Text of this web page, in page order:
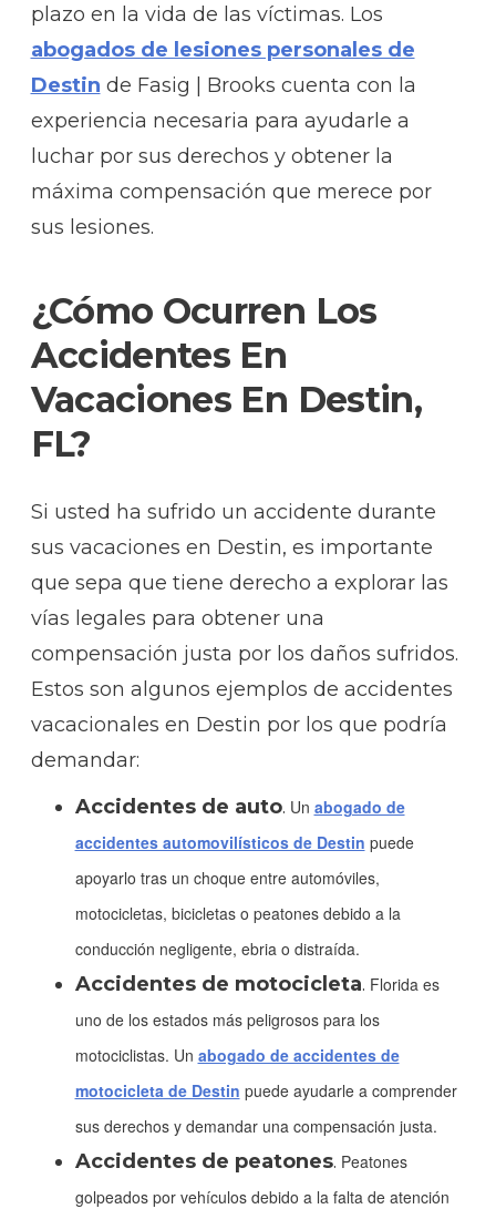
plazo en la vida de las víctimas. Los
abogados de lesiones personales de
Destin de Fasig | Brooks cuenta con la
experiencia necesaria para ayudarle a
luchar por sus derechos y obtener la
máxima compensación que merece por
sus lesiones.
¿Cómo Ocurren Los
Accidentes En
Vacaciones En Destin,
FL?
Si usted ha sufrido un accidente durante
sus vacaciones en Destin, es importante
que sepa que tiene derecho a explorar las
vías legales para obtener una
compensación justa por los daños sufridos.
Estos son algunos ejemplos de accidentes
vacacionales en Destin por los que podría
demandar:
Accidentes de auto. Un abogado de
accidentes automovilísticos de Destin puede
apoyarlo tras un choque entre automóviles,
motocicletas, bicicletas o peatones debido a la
conducción negligente, ebria o distraída.
Accidentes de motocicleta. Florida es
uno de los estados más peligrosos para los
motociclistas. Un abogado de accidentes de
motocicleta de Destin puede ayudarle a comprender
sus derechos y demandar una compensación justa.
Accidentes de peatones. Peatones
golpeados por vehículos debido a la falta de atención